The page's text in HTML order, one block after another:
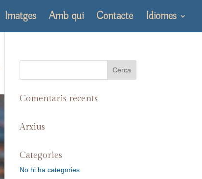
Imatges Amb qui Contacte Idiomes
Comentaris recents
Arxius
Categories
No hi ha categories